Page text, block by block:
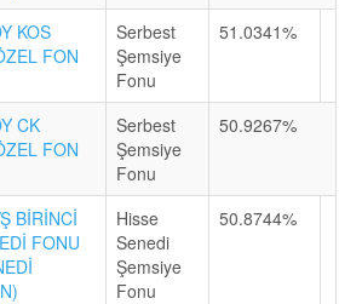
KOS
FON
Serbest
Şemsiye
Fonu
51.0341%
CK
FON
Serbest
Şemsiye
Fonu
50.9267%
BİRİNCİ
FONU
Hisse
Senedi
Şemsiye
Fonu
50.8744%